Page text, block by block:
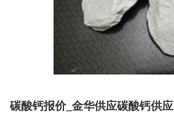
碳酸钙报价_金华供应碳酸钙供应